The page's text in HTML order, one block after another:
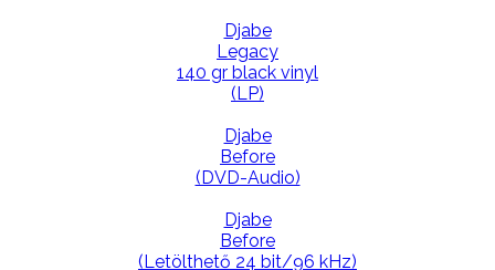
Djabe
Legacy
140 gr black vinyl
(LP)
Djabe
Before
(DVD-Audio)
Djabe
Before
(Letölthető 24 bit/96 kHz)